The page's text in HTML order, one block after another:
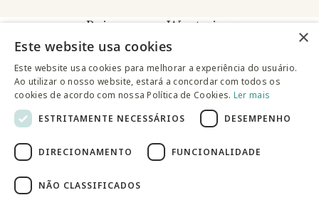
Baixe o app Westwing
@westwingbr
Somos uma empresa certificada
×
Este website usa cookies
Este website usa cookies para melhorar a experiência do usuário.
Ao utilizar o nosso website, estará a concordar com todos os
cookies de acordo com nossa Política de Cookies. Ler mais
ESTRITAMENTE NECESSÁRIOS
DESEMPENHO
DIRECIONAMENTO FUNCIONALIDADE
NÃO CLASSIFICADOS